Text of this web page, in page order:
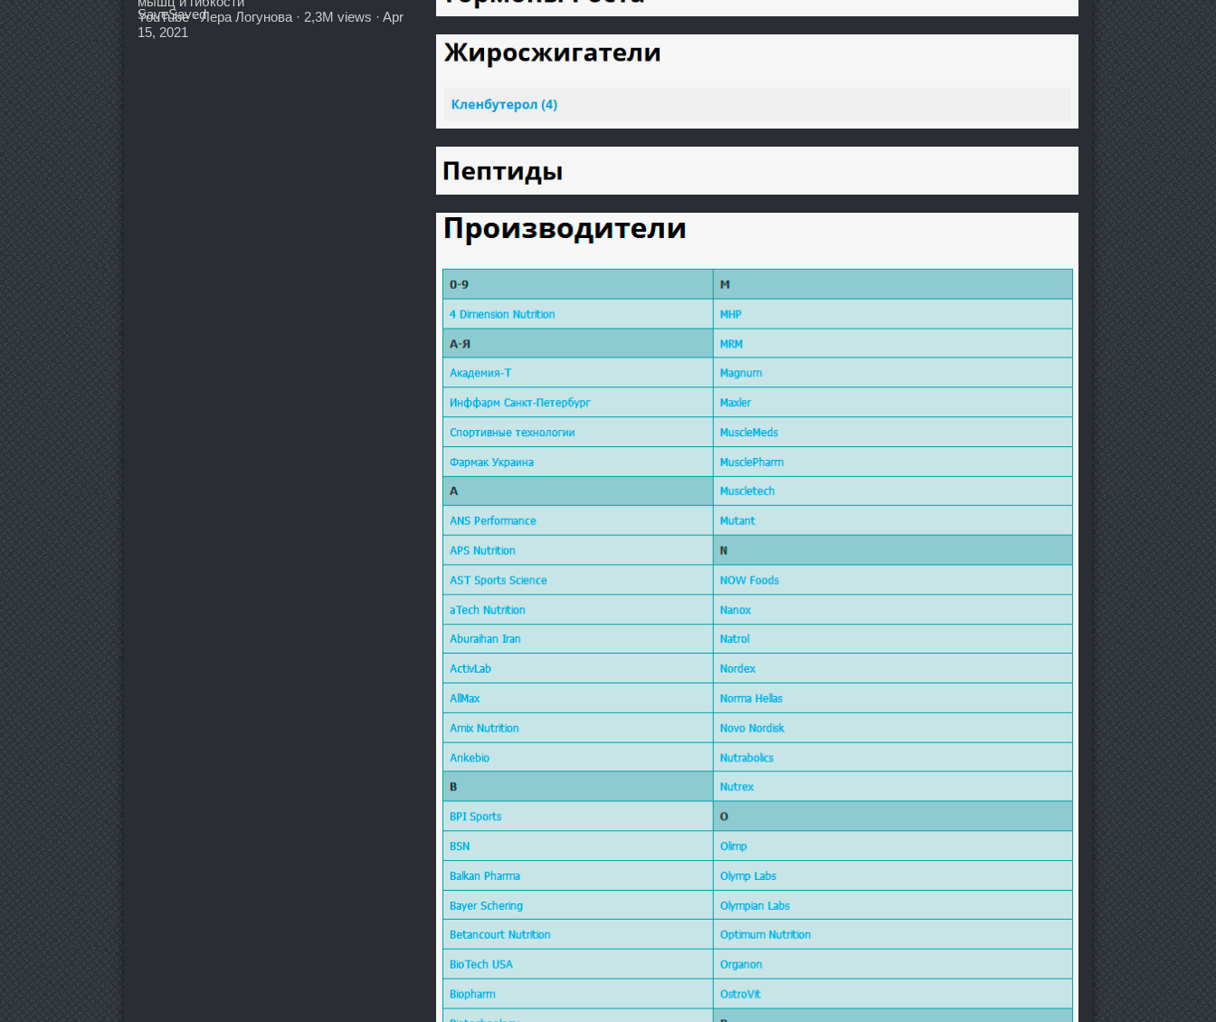
YouTube · Лера Логунова · 2,3M views · Apr
15, 2021
SaveSaved